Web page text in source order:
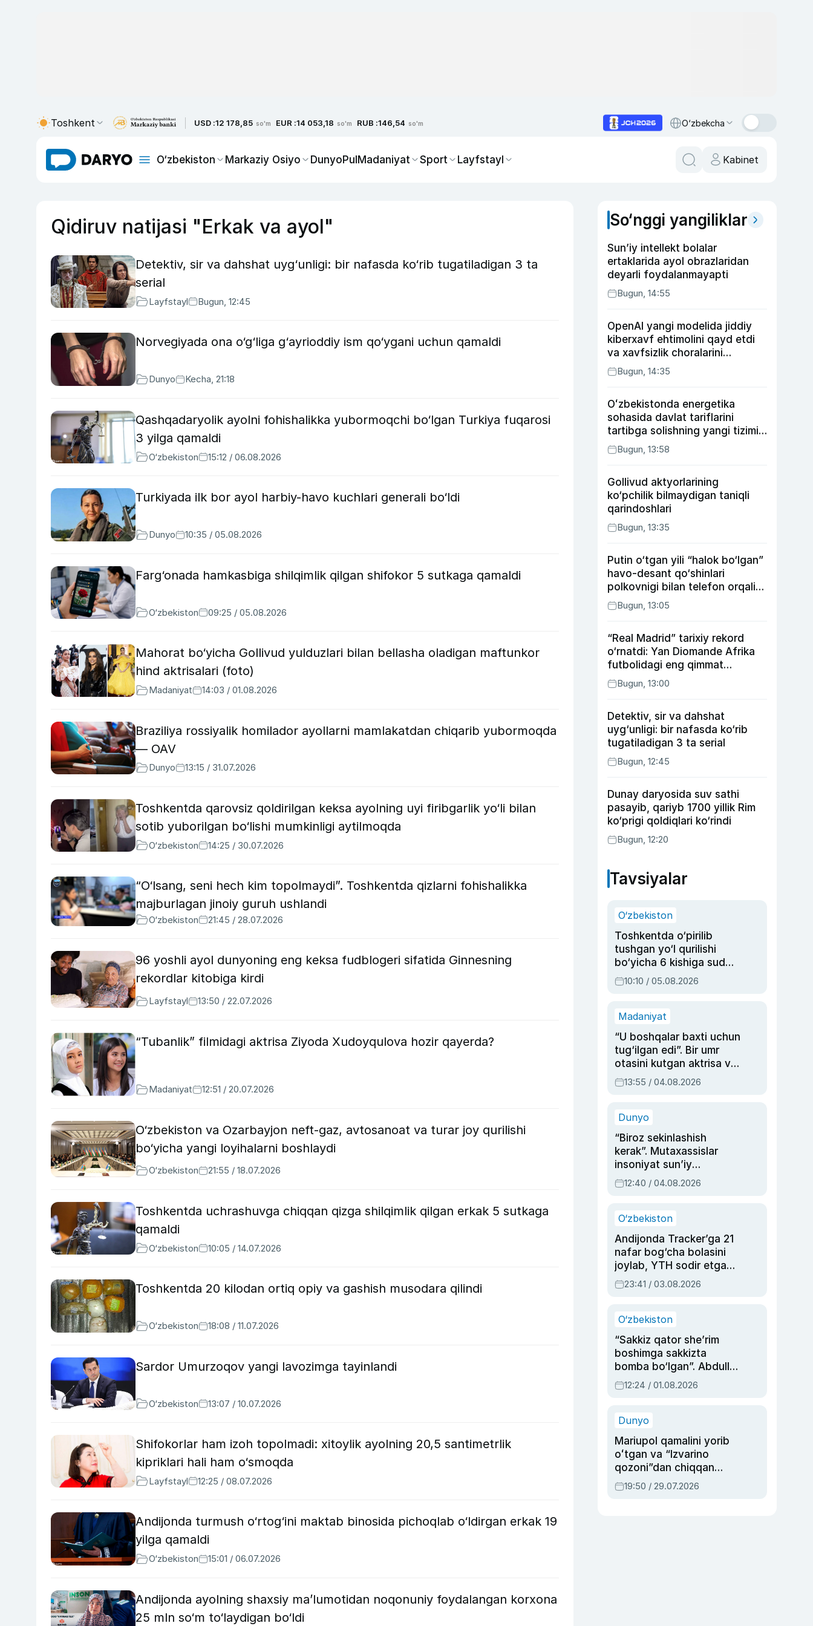
Toshkent USD :12 178,85 so'm EUR :14 053,18 so'm RUB :146,54 so'm O‘zbekcha
O‘zbekiston Markaziy Osiyo DunyoPulMadaniyat Sport Layfstayl Kabinet
Qidiruv natijasi "Erkak va ayol"
Detektiv, sir va dahshat uyg‘unligi: bir nafasda ko‘rib tugatiladigan 3 ta
serial
Layfstayl Bugun, 12:45
Norvegiyada ona o‘g‘liga g‘ayrioddiy ism qo‘ygani uchun qamaldi
Dunyo Kecha, 21:18
Qashqadaryolik ayolni fohishalikka yubormoqchi bo‘lgan Turkiya fuqarosi
3 yilga qamaldi
O‘zbekiston 15:12 / 06.08.2026
Turkiyada ilk bor ayol harbiy-havo kuchlari generali bo‘ldi
Dunyo 10:35 / 05.08.2026
Farg‘onada hamkasbiga shilqimlik qilgan shifokor 5 sutkaga qamaldi
O‘zbekiston 09:25 / 05.08.2026
Mahorat bo‘yicha Gollivud yulduzlari bilan bellasha oladigan maftunkor
hind aktrisalari (foto)
Madaniyat 14:03 / 01.08.2026
Braziliya rossiyalik homilador ayollarni mamlakatdan chiqarib yubormoqda
— OAV
Dunyo 13:15 / 31.07.2026
Toshkentda qarovsiz qoldirilgan keksa ayolning uyi firibgarlik yo‘li bilan
sotib yuborilgan bo‘lishi mumkinligi aytilmoqda
O‘zbekiston 14:25 / 30.07.2026
“O‘lsang, seni hech kim topolmaydi”. Toshkentda qizlarni fohishalikka
majburlagan jinoiy guruh ushlandi
O‘zbekiston 21:45 / 28.07.2026
96 yoshli ayol dunyoning eng keksa fudblogeri sifatida Ginnesning
rekordlar kitobiga kirdi
Layfstayl 13:50 / 22.07.2026
“Tubanlik” filmidagi aktrisa Ziyoda Xudoyqulova hozir qayerda?
Madaniyat 12:51 / 20.07.2026
O‘zbekiston va Ozarbayjon neft-gaz, avtosanoat va turar joy qurilishi
bo‘yicha yangi loyihalarni boshlaydi
O‘zbekiston 21:55 / 18.07.2026
Toshkentda uchrashuvga chiqqan qizga shilqimlik qilgan erkak 5 sutkaga
qamaldi
O‘zbekiston 10:05 / 14.07.2026
Toshkentda 20 kilodan ortiq opiy va gashish musodara qilindi
O‘zbekiston 18:08 / 11.07.2026
Sardor Umurzoqov yangi lavozimga tayinlandi
O‘zbekiston 13:07 / 10.07.2026
Shifokorlar ham izoh topolmadi: xitoylik ayolning 20,5 santimetrlik
kipriklari hali ham o‘smoqda
Layfstayl 12:25 / 08.07.2026
Andijonda turmush o‘rtog‘ini maktab binosida pichoqlab o‘ldirgan erkak 19
yilga qamaldi
O‘zbekiston 15:01 / 06.07.2026
Andijonda ayolning shaxsiy ma’lumotidan noqonuniy foydalangan korxona
25 mln so‘m to‘laydigan bo‘ldi
So‘nggi yangiliklar
Sun’iy intellekt bolalar
ertaklarida ayol obrazlaridan
deyarli foydalanmayapti
Bugun, 14:55
OpenAI yangi modelida jiddiy
kiberxavf ehtimolini qayd etdi
va xavfsizlik choralarini
kuchaytirdi
Bugun, 14:35
Oʻzbekistonda energetika
sohasida davlat tariflarini
tartibga solishning yangi tizimi
joriy etildi
Bugun, 13:58
Gollivud aktyorlarining
ko‘pchilik bilmaydigan taniqli
qarindoshlari
Bugun, 13:35
Putin o‘tgan yili “halok bo‘lgan”
havo-desant qo‘shinlari
polkovnigi bilan telefon orqali
suhbatlashdi
Bugun, 13:05
“Real Madrid” tarixiy rekord
o‘rnatdi: Yan Diomande Afrika
futbolidagi eng qimmat
transferga aylandi
Bugun, 13:00
Detektiv, sir va dahshat
uyg‘unligi: bir nafasda ko‘rib
tugatiladigan 3 ta serial
Bugun, 12:45
Dunay daryosida suv sathi
pasayib, qariyb 1700 yillik Rim
ko‘prigi qoldiqlari ko‘rindi
Bugun, 12:20
Tavsiyalar
O‘zbekiston
Toshkentda o‘pirilib
tushgan yo‘l qurilishi
bo‘yicha 6 kishiga sud
hukmi o‘qildi
10:10 / 05.08.2026
Madaniyat
“U boshqalar baxti uchun
tug‘ilgan edi”. Bir umr
otasini kutgan aktrisa va
dublyaj ustasi Rimma
Ahmedovaning
13:55 / 04.08.2026
Dunyo
“Biroz sekinlashish
kerak”. Mutaxassislar
insoniyat sun’iy
intellektni boshqara
olmay qolishidan xavotir
12:40 / 04.08.2026
O‘zbekiston
Andijonda Tracker’ga 21
nafar bog‘cha bolasini
joylab, YTH sodir etgan
ayolga sud hukmi o‘qildi
23:41 / 03.08.2026
O‘zbekiston
“Sakkiz qator she’rim
boshimga sakkizta
bomba bo‘lgan”. Abdulla
Oripovni siyosiy
ayblovlardan asrab
12:24 / 01.08.2026
Dunyo
Mariupol qamalini yorib
oʻtgan va “Izvarino
qozoni”dan chiqqan
qahramon — Ukraina
armiyasi bosh
19:50 / 29.07.2026